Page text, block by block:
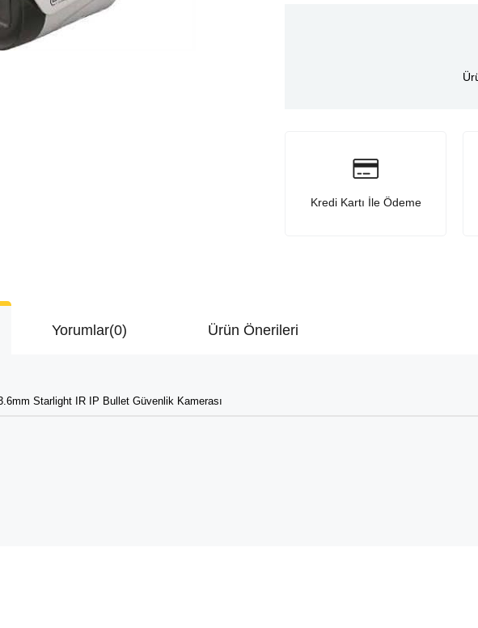
Kredi Kartı İle Ödeme
Yorumlar(0) Ürün Önerileri
Starlight IR IP Bullet Güvenlik Kamerası